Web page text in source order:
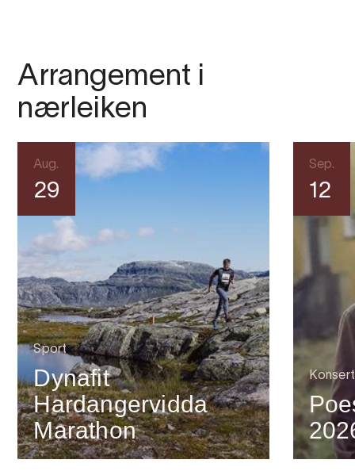
Arrangement i
nærleiken
Aug.
29
Sport
Dynafit
Hardangervidda
Marathon
Sep.
12
Konsert